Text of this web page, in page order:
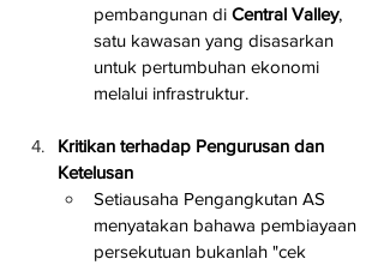
pembangunan di Central Valley,
satu kawasan yang disasarkan
untuk pertumbuhan ekonomi
melalui infrastruktur.
Kritikan terhadap Pengurusan dan
Ketelusan
Setiausaha Pengangkutan AS
menyatakan bahawa pembiayaan
persekutuan bukanlah "cek